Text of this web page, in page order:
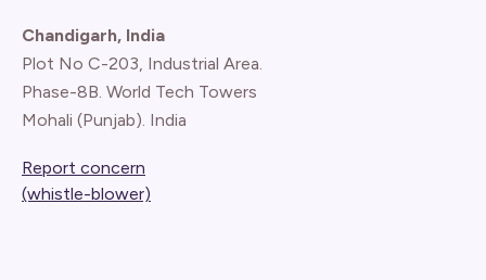
Chandigarh, India
Plot No C-203, Industrial Area.
Phase-8B. World Tech Towers
Mohali (Punjab). India
Report concern
(whistle-blower)